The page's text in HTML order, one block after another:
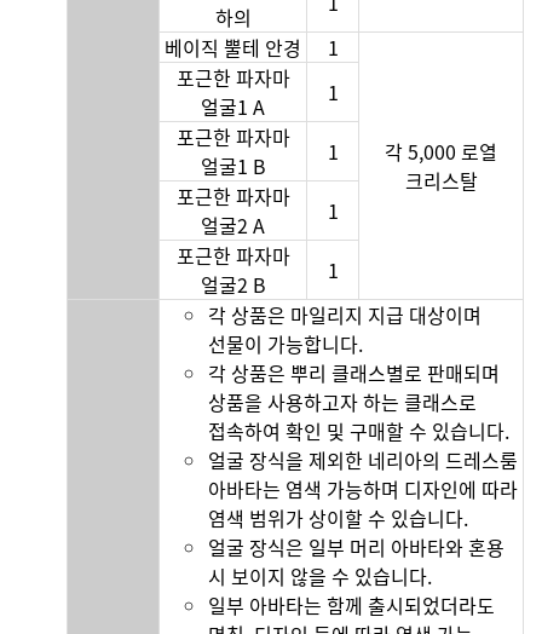
하의
베이직 뿔테 안경
1
각 5,000 로열
크리스탈
포근한 파자마
얼굴1 A
1
포근한 파자마
얼굴1 B
1
포근한 파자마
얼굴2 A
1
포근한 파자마
얼굴2 B
1
각 상품은 마일리지 지급 대상이며
선물이 가능합니다.
각 상품은 뿌리 클래스별로 판매되며
상품을 사용하고자 하는 클래스로
접속하여 확인 및 구매할 수 있습니다.
얼굴 장식을 제외한 네리아의 드레스룸
아바타는 염색 가능하며 디자인에 따라
염색 범위가 상이할 수 있습니다.
얼굴 장식은 일부 머리 아바타와 혼용
시 보이지 않을 수 있습니다.
일부 아바타는 함께 출시되었더라도